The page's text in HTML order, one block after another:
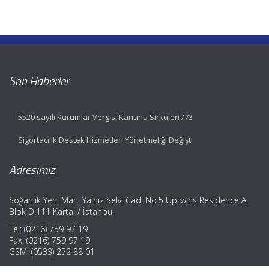
Son Haberler
5520 sayılı Kurumlar Vergisi Kanunu Sirküleri /73
Sigortacılık Destek Hizmetleri Yönetmeliği Değişti
Adresimiz
Soğanlık Yeni Mah. Yalnız Selvi Cad. No:5 Uptwins Residence A
Blok D:111 Kartal / İstanbul
Tel: (0216) 759 97 19
Fax: (0216) 759 97 19
GSM: (0533) 252 88 01